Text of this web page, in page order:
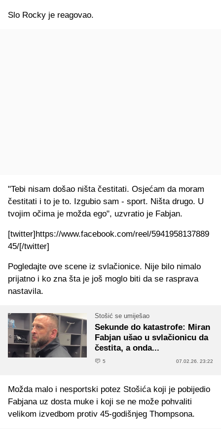
Slo Rocky je reagovao.
"Tebi nisam došao ništa čestitati. Osjećam da moram
čestitati i to je to. Izgubio sam - sport. Ništa drugo. U
tvojim očima je možda ego", uzvratio je Fabjan.
[twitter]https://www.facebook.com/reel/5941958137889
45/[/twitter]
Pogledajte ove scene iz svlačionice. Nije bilo nimalo
prijatno i ko zna šta je još moglo biti da se rasprava
nastavila.
Stošić se umiješao
Sekunde do katastrofe: Miran
Fabjan ušao u svlačionicu da
čestita, a onda...
5 07.02.26. 23:22
Možda malo i nesportski potez Stošića koji je pobijedio
Fabjana uz dosta muke i koji se ne može pohvaliti
velikom izvedbom protiv 45-godišnjeg Thompsona.